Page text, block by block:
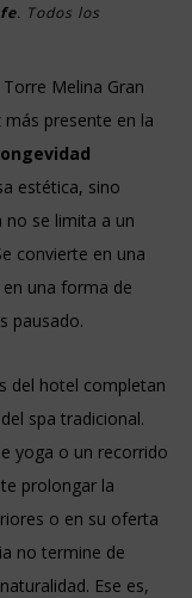
. Todos los
Melina Gran
presente en la
estética, sino
no se limita a un
convierte en una
una forma de
pausado.
del hotel completan
spa tradicional.
yoga o un recorrido
prolongar la
o en su oferta
no termine de
Ese es,